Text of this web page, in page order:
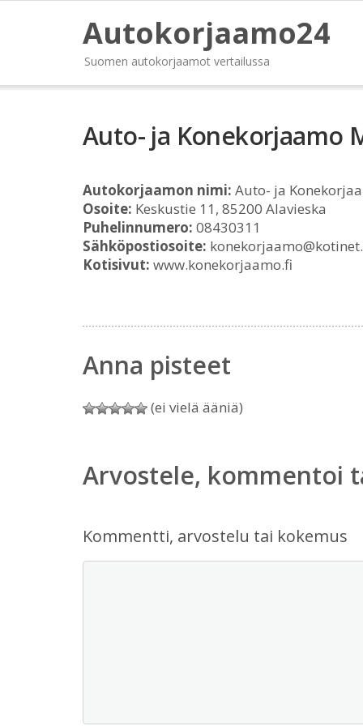
Autokorjaamo24
Suomen autokorjaamot vertailussa
Auto- ja Konekorjaamo
Autokorjaamon nimi: Auto- ja
Osoite: Keskustie 11, 85200 Alavieska
Puhelinnumero: 08430311
Sähköpostiosoite:
Kotisivut: www.konekorjaamo.fi
Anna pisteet
(ei vielä ääniä)
Arvostele, kommentoi
Kommentti, arvostelu tai kokemus